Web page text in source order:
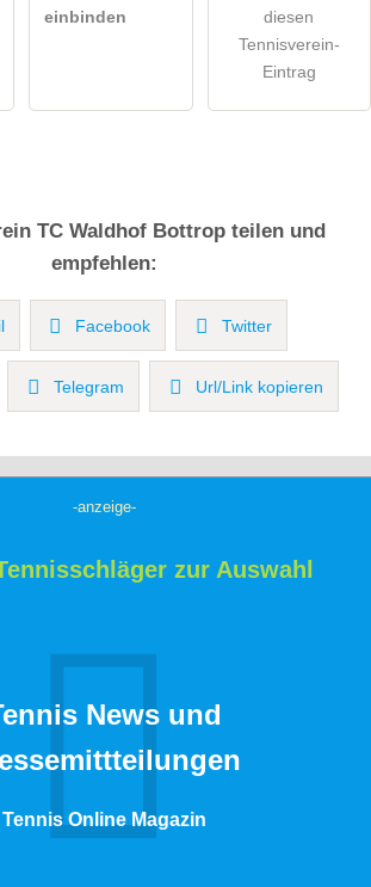
einbinden
diesen
Tennisverein-
Eintrag
TC Waldhof Bottropteilen und
empfehlen:
Facebook Twitter
Telegram Url/Link kopieren
-anzeige-
zur Auswahl
News und
Tennis Online Magazin